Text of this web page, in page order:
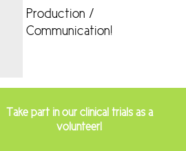
Production /
Communication!
Take part in our clinical trials as a
volunteer!